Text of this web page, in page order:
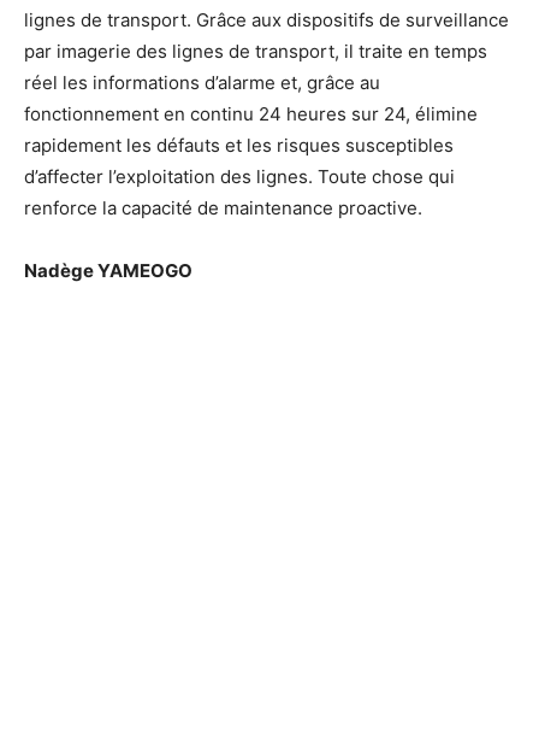
lignes de transport. Grâce aux dispositifs de surveillance
par imagerie des lignes de transport, il traite en temps
réel les informations d’alarme et, grâce au
fonctionnement en continu 24 heures sur 24, élimine
rapidement les défauts et les risques susceptibles
d’affecter l’exploitation des lignes. Toute chose qui
renforce la capacité de maintenance proactive.
Nadège YAMEOGO